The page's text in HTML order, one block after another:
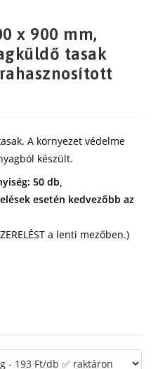
x 900 mm,
tasak
A környezet védelme
készült.
50 db,
esetén kedvezőbb az
a lenti mezőben.)